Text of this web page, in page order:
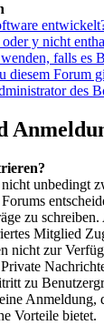
y nicht
falls es
diesem Forum
des
unbedingt
zu
Mitglied
nicht zur
zu
Anmeldung,
Vorteile bietet.